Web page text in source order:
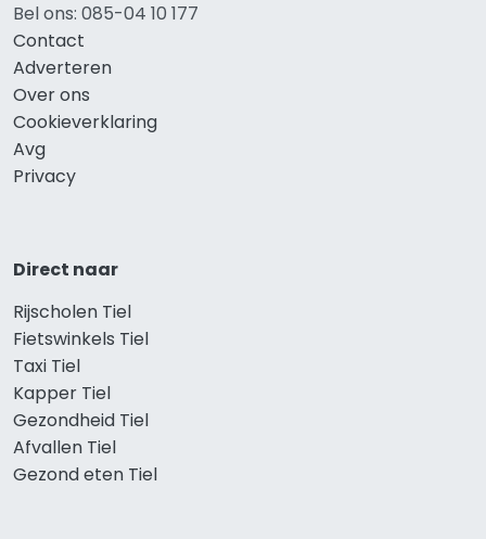
Bel ons: 085-04 10 177
Contact
Adverteren
Over ons
Cookieverklaring
Avg
Privacy
Direct naar
Rijscholen Tiel
Fietswinkels Tiel
Taxi Tiel
Kapper Tiel
Gezondheid Tiel
Afvallen Tiel
Gezond eten Tiel